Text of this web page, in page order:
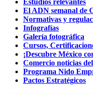
Estudios relevantes
El ADN semanal de
Normativas y
Infografías
Galería fotográfica
Cursos,
¡Descubre México
Comercio noticias
Programa Nido
Pactos Estratégicos